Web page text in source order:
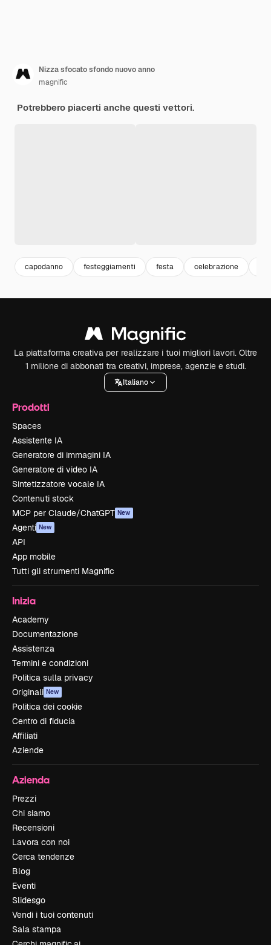
Nizza sfocato sfondo nuovo anno
magnific
Potrebbero piacerti anche questi vettori.
capodanno festeggiamenti festa celebrazione
La piattaforma creativa per realizzare i tuoi migliori lavori. Oltre
1 milione di abbonati tra creativi, imprese, agenzie e studi.
Italiano
Prodotti
Spaces
Assistente IA
Generatore di immagini IA
Generatore di video IA
Sintetizzatore vocale IA
Contenuti stock
MCP per Claude/ChatGPT New
Agenti New
API
App mobile
Tutti gli strumenti Magnific
Inizia
Academy
Documentazione
Assistenza
Termini e condizioni
Politica sulla privacy
Originali New
Politica dei cookie
Centro di fiducia
Affiliati
Aziende
Azienda
Prezzi
Chi siamo
Recensioni
Lavora con noi
Cerca tendenze
Blog
Eventi
Slidesgo
Vendi i tuoi contenuti
Sala stampa